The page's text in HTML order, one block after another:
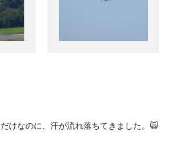
けなのに、汗が流れ落ちてきました。 🙀